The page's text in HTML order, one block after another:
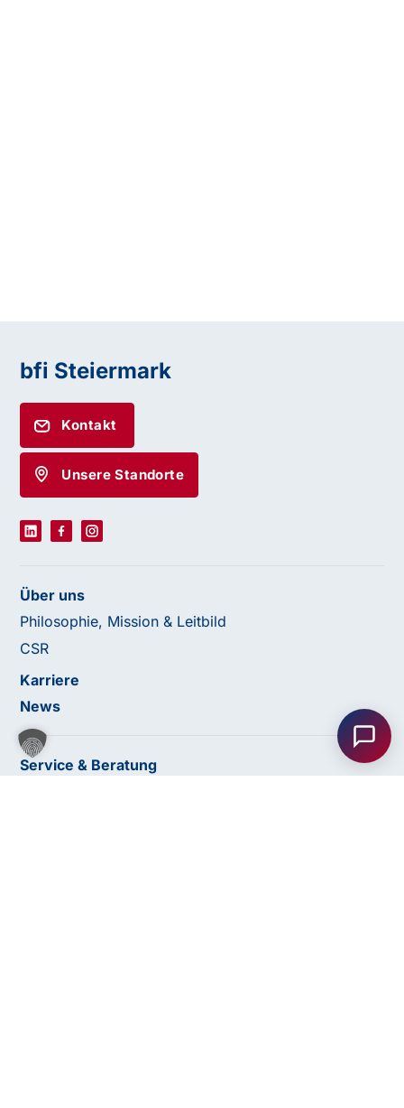
Haben Sie Fragen oder benötigen Sie
Unterstützung?
Unser Team ist gerne für Sie da! Nehmen Sie jetzt
Kontakt mit uns auf – wir freuen uns auf Ihre Anfrage.
bfi Steiermark
Kontakt
Unsere Standorte
Über uns
Philosophie, Mission & Leitbild
CSR
Karriere
News
Service & Beratung